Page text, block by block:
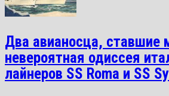
Два авианосца, ставшие
невероятная одиссея
лайнеров SS Roma и SS